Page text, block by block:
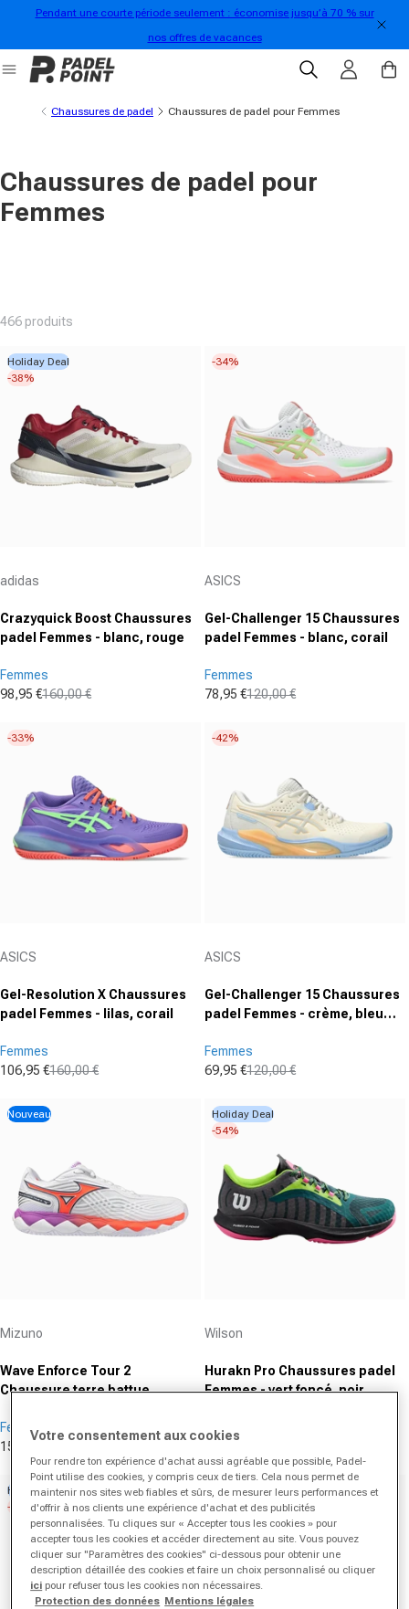
au contenu
Pendant une courte période seulement : économise jusqu’à 70 % sur
nos offres de vacances
Se connecter
Panier
Chaussures de padel Chaussures de padel pour Femmes
Chaussures de padel pour
Femmes
466 produits
Holiday Deal
-38%
adidas
Crazyquick Boost Chaussures
padel Femmes - blanc, rouge
Femmes
Prix promotionnel
98,95 €
Prix normal
160,00 €
-34%
ASICS
Gel-Challenger 15 Chaussures
padel Femmes - blanc, corail
Femmes
Prix promotionnel
78,95 €
Prix normal
120,00 €
-33%
ASICS
Gel-Resolution X Chaussures
padel Femmes - lilas, corail
Femmes
Prix promotionnel
106,95 €
Prix normal
160,00 €
-42%
ASICS
Gel-Challenger 15 Chaussures
padel Femmes - crème, bleu
Femmes
Prix promotionnel
69,95 €
Prix normal
120,00 €
Nouveau
Mizuno
Wave Enforce Tour 2
Chaussure terre battue
Femmes
Prix promotionnel
153,95 €
Prix normal
Holiday Deal
-54%
Wilson
Hurakn Pro Chaussures padel
Femmes - vert foncé, noir
Femmes
Prix promotionnel
Prix normal
Holiday Deal
-45%
-13%
Votre consentement aux cookies
Pour rendre ton expérience d'achat aussi agréable que possible, Padel-
Point utilise des cookies, y compris ceux de tiers. Cela nous permet de
maintenir nos sites web fiables et sûrs, de mesurer leurs performances et
d'offrir à nos clients une expérience d'achat et des publicités
personnalisées. Tu cliques sur « Accepter tous les cookies » pour
accepter tous les cookies et accéder directement au site. Vous pouvez
cliquer sur "Paramètres des cookies" ci-dessous pour obtenir une
description détaillée des cookies et faire un choix personnalisé ou cliquer
ici pour refuser tous les cookies non nécessaires.
Protection des données Mentions légales